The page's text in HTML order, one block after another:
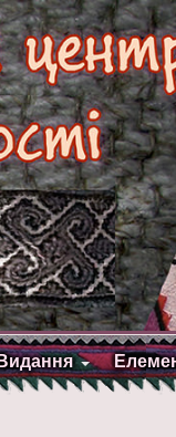
Видання